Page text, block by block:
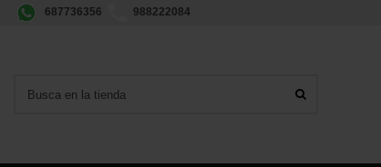
687736356 988222084